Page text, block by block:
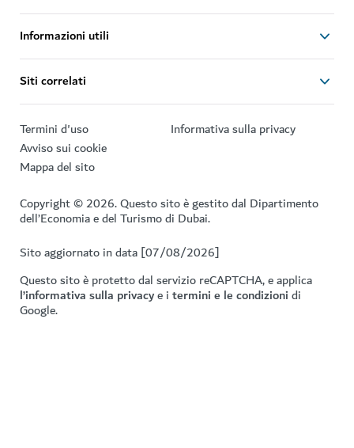
Informazioni utili
Siti correlati
Termini d'uso
Informativa sulla privacy
Avviso sui cookie
Mappa del sito
Copyright © 2026. Questo sito è gestito dal Dipartimento
dell’Economia e del Turismo di Dubai.
Sito aggiornato in data [07/08/2026]
Questo sito è protetto dal servizio reCAPTCHA, e applica
l’informativa sulla privacye itermini e le condizionidi
Google.